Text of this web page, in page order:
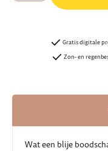
Gratis digitale
Zon- en
Wat een blije